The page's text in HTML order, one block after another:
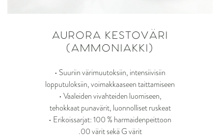
AURORA KESTOVÄRI
(AMMONIAKKI)
• Suuriin värimuutoksiin, intensiivisiin
lopputuloksiin, voimakkaaseen taittamiseen
• Vaaleiden vivahteiden luomiseen,
tehokkaat punavärit, luonnolliset ruskeat
• Erikoissarjat: 100 % harmaidenpeittoon
.00 värit sekä G värit